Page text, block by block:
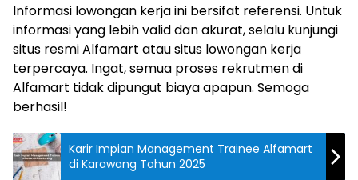
Informasi lowongan kerja ini bersifat referensi. Untuk
informasi yang lebih valid dan akurat, selalu kunjungi
situs resmi Alfamart atau situs lowongan kerja
terpercaya. Ingat, semua proses rekrutmen di
Alfamart tidak dipungut biaya apapun. Semoga
berhasil!
Karir Impian Management Trainee Alfamart
di Karawang Tahun 2025